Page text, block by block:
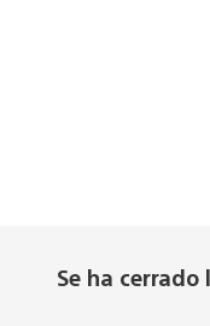
Se ha